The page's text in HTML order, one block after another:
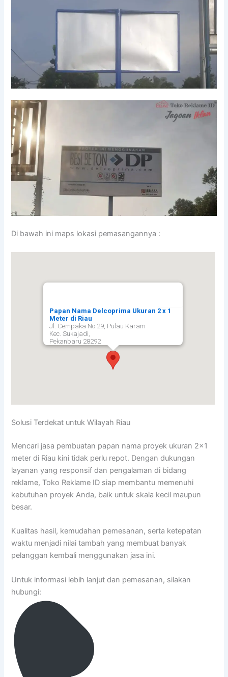
Di bawah ini maps lokasi pemasangannya :
Papan Nama Delcoprima Ukuran 2 x 1
Meter di Riau
Jl. Cempaka No.29, Pulau Karam
Kec. Sukajadi,
Pekanbaru 28292
Solusi Terdekat untuk Wilayah Riau
Mencari jasa pembuatan papan nama proyek ukuran 2×1
meter di Riau kini tidak perlu repot. Dengan dukungan
layanan yang responsif dan pengalaman di bidang
reklame, Toko Reklame ID siap membantu memenuhi
kebutuhan proyek Anda, baik untuk skala kecil maupun
besar.
Kualitas hasil, kemudahan pemesanan, serta ketepatan
waktu menjadi nilai tambah yang membuat banyak
pelanggan kembali menggunakan jasa ini.
Untuk informasi lebih lanjut dan pemesanan, silakan
hubungi: